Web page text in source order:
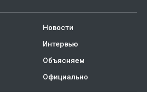
Новости
Интервью
Объясняем
Официально